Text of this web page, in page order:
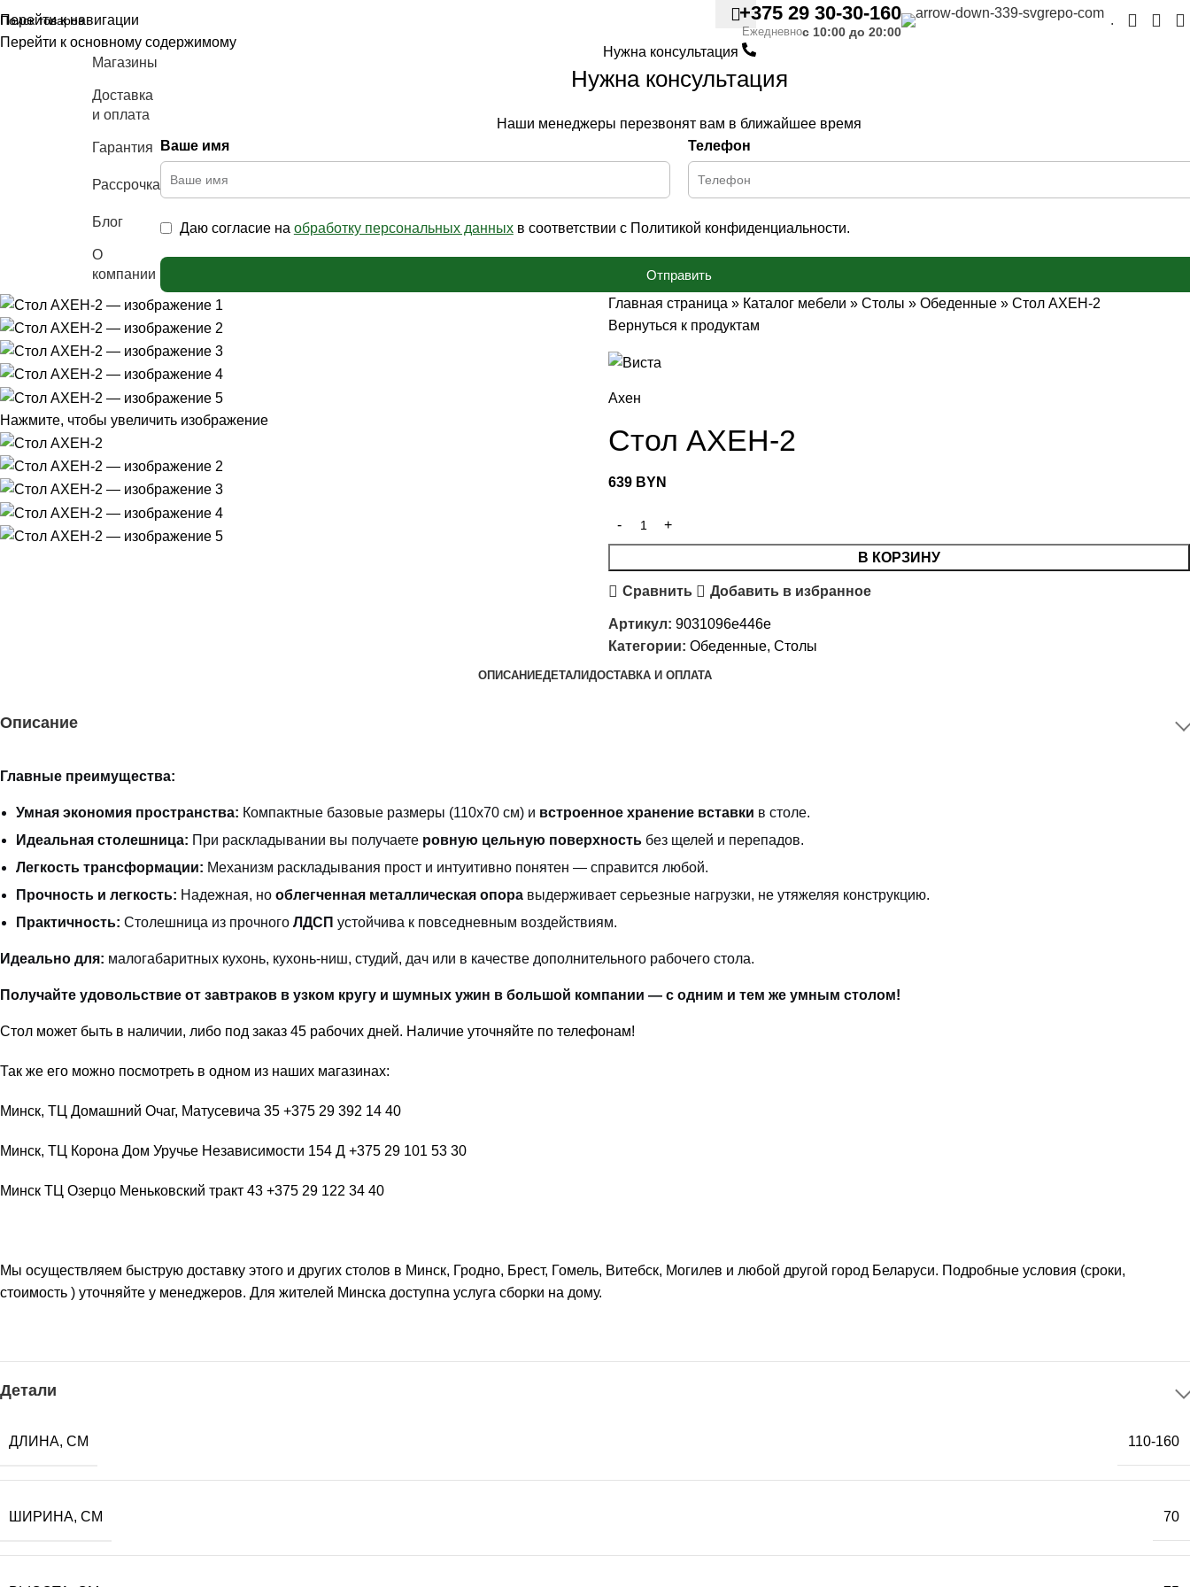
Перейти к навигации
Перейти к основному содержимому
+375 29 30-30-160
Ежедневнос 10:00 до 20:00
.
Магазины
Доставка
и оплата
Гарантия
Рассрочка
Блог
О
компании
Нужна консультация
Нужна консультация
Наши менеджеры перезвонят вам в ближайшее время
Ваше имя
Телефон
Даю согласие на обработку персональных данныхв соответствии с Политикой конфиденциальности.
Отправить
Нажмите, чтобы увеличить изображение
Главная страница » Каталог мебели » Столы » Обеденные » Стол АХЕН-2
Вернуться к продуктам
Ахен
Стол АХЕН-2
639 BYN
В КОРЗИНУ
Сравнить Добавить в избранное
Артикул: 9031096e446e
Категории: Обеденные, Столы
ОПИСАНИЕДЕТАЛИДОСТАВКА И ОПЛАТА
Описание
Главные преимущества:
Умная экономия пространства: Компактные базовые размеры (110х70 см) и встроенное хранение вставки в столе.
Идеальная столешница: При раскладывании вы получаете ровную цельную поверхность без щелей и перепадов.
Легкость трансформации: Механизм раскладывания прост и интуитивно понятен — справится любой.
Прочность и легкость: Надежная, но облегченная металлическая опора выдерживает серьезные нагрузки, не утяжеляя конструкцию.
Практичность: Столешница из прочного ЛДСП устойчива к повседневным воздействиям.
Идеально для: малогабаритных кухонь, кухонь-ниш, студий, дач или в качестве дополнительного рабочего стола.
Получайте удовольствие от завтраков в узком кругу и шумных ужин в большой компании — с одним и тем же умным столом!
Стол может быть в наличии, либо под заказ 45 рабочих дней. Наличие уточняйте по телефонам!
Так же его можно посмотреть в одном из наших магазинах:
Минск, ТЦ Домашний Очаг, Матусевича 35 +375 29 392 14 40
Минск, ТЦ Корона Дом Уручье Независимости 154 Д +375 29 101 53 30
Минск ТЦ Озерцо Меньковский тракт 43 +375 29 122 34 40
Мы осуществляем быструю доставку этого и других столов в Минск, Гродно, Брест, Гомель, Витебск, Могилев и любой другой город Беларуси. Подробные условия (сроки,
стоимость ) уточняйте у менеджеров. Для жителей Минска доступна услуга сборки на дому.
Детали
ДЛИНА, СМ 110-160
ШИРИНА, СМ 70